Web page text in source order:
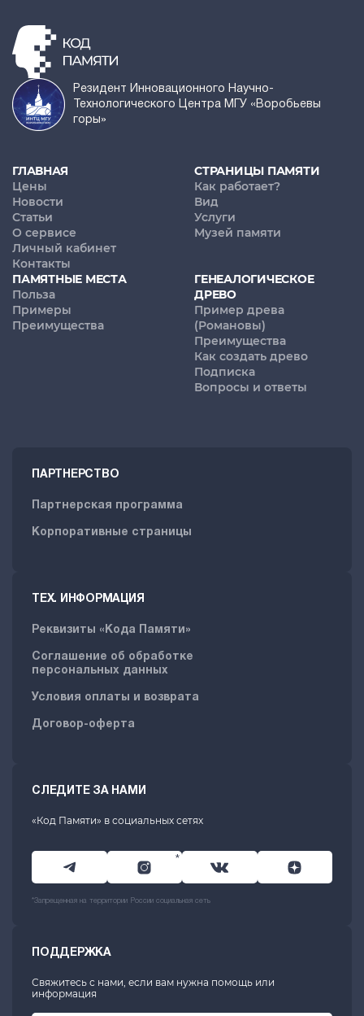
Резидент Инновационного Научно-
Технологического Центра МГУ «Воробьевы
горы»
ГЛАВНАЯ
Цены
Новости
Статьи
О сервисе
Личный кабинет
Контакты
СТРАНИЦЫ ПАМЯТИ
Как работает?
Вид
Услуги
Музей памяти
ПАМЯТНЫЕ МЕСТА
Польза
Примеры
Преимущества
ГЕНЕАЛОГИЧЕСКОЕ
ДРЕВО
Пример древа
(Романовы)
Преимущества
Как создать древо
Подписка
Вопросы и ответы
ПАРТНЕРСТВО
Партнерская программа
Корпоративные страницы
ТЕХ. ИНФОРМАЦИЯ
Реквизиты «Кода Памяти»
Соглашение об обработке
персональных данных
Условия оплаты и возврата
Договор-оферта
СЛЕДИТЕ ЗА НАМИ
«Код Памяти» в социальных сетях
*
*Запрещенная на территории России социальная сеть
ПОДДЕРЖКА
Свяжитесь с нами, если вам нужна помощь или
информация